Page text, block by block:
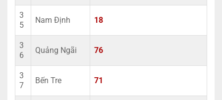
3
5
Nam Định 18
3
6
Quảng Ngãi 76
3
7
Bến Tre 71